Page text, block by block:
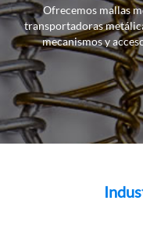
Ofrecemos mallas
transportadoras
mecanismos y